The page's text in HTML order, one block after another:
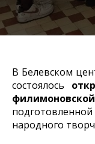
В Белевском
состоялось
народного